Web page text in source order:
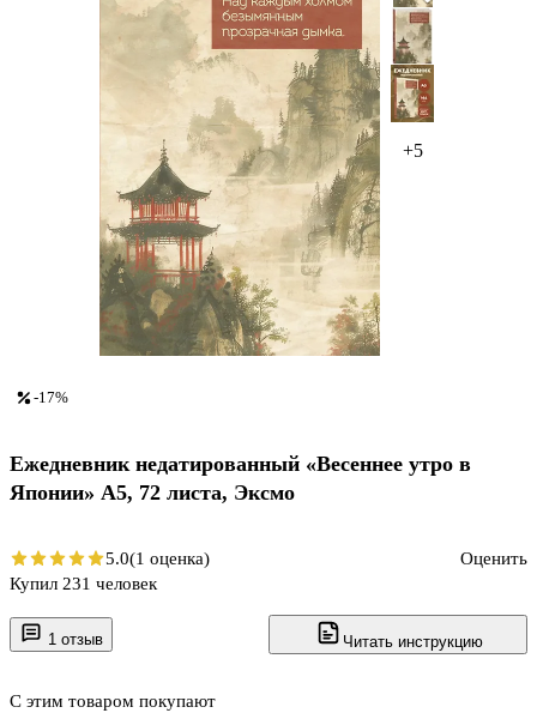
+5
1 отзыв Читать инструкцию
С этим товаром покупают
-17%
Ежедневник недатированный «Весеннее утро в
Японии» А5, 72 листа, Эксмо
5.0(1 оценка)
Оценить
Купил 231 человек